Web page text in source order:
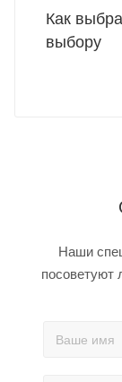
Как
выбору
Наши
посоветуют